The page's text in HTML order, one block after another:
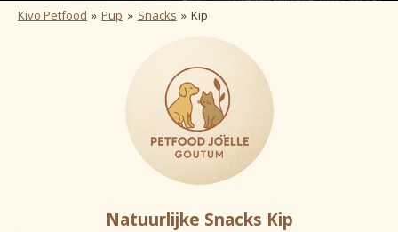
Kivo Petfood » Pup » Snacks » Kip
Natuurlijke Snacks Kip